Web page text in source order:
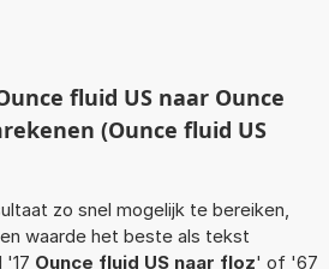
fluid US naar Ounce
(Ounce fluid US
zo snel mogelijk te bereiken,
waarde het beste als tekst
'17 Ounce fluid US naar floz' of '67